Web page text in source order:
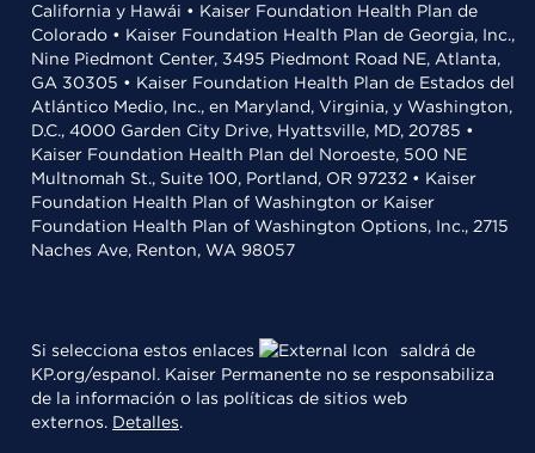
California y Hawái • Kaiser Foundation Health Plan de
Colorado • Kaiser Foundation Health Plan de Georgia, Inc.,
Nine Piedmont Center, 3495 Piedmont Road NE, Atlanta,
GA 30305 • Kaiser Foundation Health Plan de Estados del
Atlántico Medio, Inc., en Maryland, Virginia, y Washington,
D.C., 4000 Garden City Drive, Hyattsville, MD, 20785 •
Kaiser Foundation Health Plan del Noroeste, 500 NE
Multnomah St., Suite 100, Portland, OR 97232 • Kaiser
Foundation Health Plan of Washington or Kaiser
Foundation Health Plan of Washington Options, Inc., 2715
Naches Ave, Renton, WA 98057
Si selecciona estos enlaces
saldrá de
KP.org/espanol. Kaiser Permanente no se responsabiliza
de la información o las políticas de sitios web
externos. Detalles.